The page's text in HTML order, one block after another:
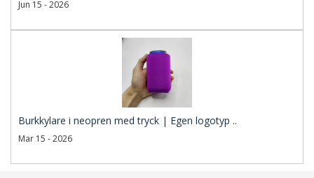
Jun 15 - 2026
Burkkylare i neopren med tryck | Egen logotyp ..
Mar 15 - 2026